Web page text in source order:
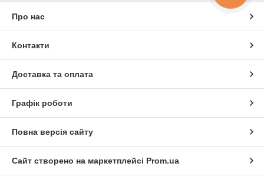
Про нас
Контакти
Доставка та оплата
Графік роботи
Повна версія сайту
Сайт створено на маркетплейсі Prom.ua